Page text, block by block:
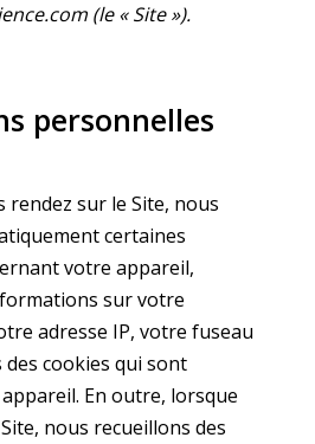
(le « Site »).
personnelles
rendez sur le Site, nous
certaines
votre appareil,
sur votre
adresse IP, votre fuseau
cookies qui sont
En outre, lorsque
nous recueillons des